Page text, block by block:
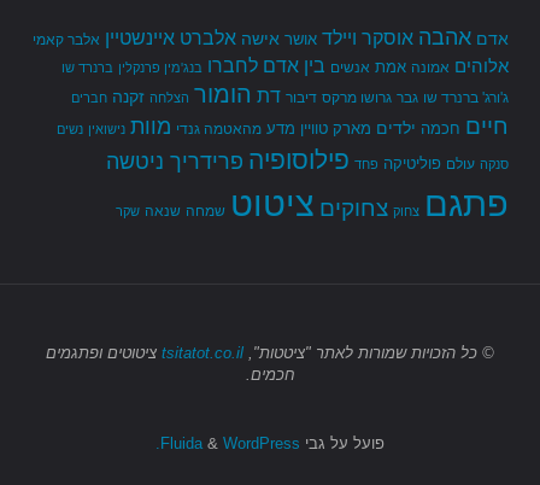
אדם אהבה אוסקר ויילד אושר אישה אלברט איינשטיין אלבר קאמי
אלוהים אמונה אמת אנשים בין אדם לחברו בנג'מין פרנקלין ברנרד שו
ג'ורג' ברנרד שו גבר גרושו מרקס דיבור דת הומור הצלחה זקנה חברים
חיים חכמה ילדים מארק טוויין מדע מהאטמה גנדי מוות נישואין נשים
סנקה עולם פוליטיקה פחד פילוסופיה פרידריך ניטשה
פתגם צחוק צחוקים ציטוט שמחה שנאה שקר
© כל הזכויות שמורות לאתר "ציטטות", tsitatot.co.il ציטוטים ופתגמים
חכמים.
פועל על גבי & WordPress.